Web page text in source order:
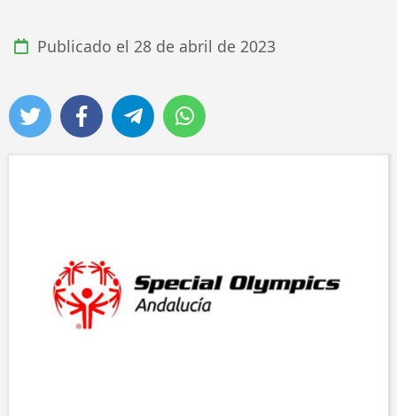
Publicado el 28 de abril de 2023